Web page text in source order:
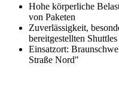
Hohe körperliche
von Paketen
Zuverlässigkeit,
bereitgestellten Shuttles
Einsatzort:
Straße Nord"